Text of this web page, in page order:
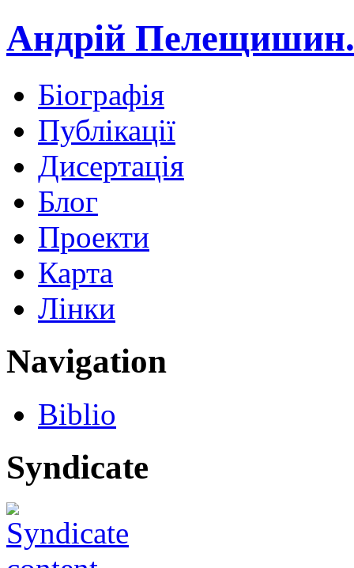
Андрій
Біографія
Публікації
Дисертація
Блог
Проекти
Карта
Лінки
Navigation
Biblio
Syndicate